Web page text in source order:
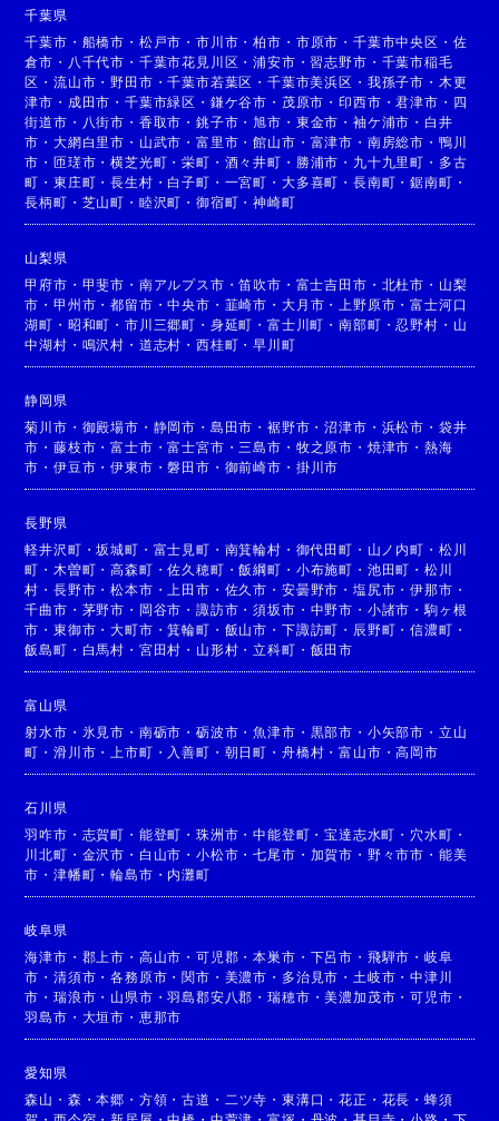
千葉県
千葉市 ・ 船橋市 ・ 松戸市 ・市川市 ・柏市 ・ 市原市 ・ 千葉市中央区 ・ 佐
倉市 ・ 八千代市 ・ 千葉市花見川区 ・浦安市 ・習志野市 ・ 千葉市稲毛
区 ・流山市 ・野田市 ・千葉市若葉区 ・千葉市美浜区 ・ 我孫子市 ・ 木更
津市 ・ 成田市 ・千葉市緑区 ・ 鎌ケ谷市 ・ 茂原市 ・印西市 ・君津市 ・ 四
街道市 ・ 八街市 ・ 香取市 ・銚子市 ・旭市 ・ 東金市 ・ 袖ケ浦市 ・ 白井
市 ・大網白里市 ・ 山武市 ・富里市 ・館山市 ・ 富津市 ・ 南房総市 ・ 鴨川
市 ・匝瑳市 ・横芝光町 ・栄町 ・ 酒々井町 ・ 勝浦市 ・ 九十九里町 ・ 多古
町 ・東庄町 ・長生村 ・ 白子町 ・ 一宮町 ・ 大多喜町 ・ 長南町 ・鋸南町 ・
長柄町 ・ 芝山町 ・ 睦沢町 ・御宿町 ・神崎町
山梨県
甲府市 ・ 甲斐市 ・ 南アルプス市 ・笛吹市 ・ 富士吉田市 ・ 北杜市 ・ 山梨
市 ・甲州市 ・都留市 ・中央市 ・ 韮崎市 ・ 大月市 ・ 上野原市 ・富士河口
湖町 ・ 昭和町 ・市川三郷町 ・ 身延町 ・富士川町 ・南部町 ・忍野村 ・ 山
中湖村 ・ 鳴沢村 ・ 道志村 ・西桂町 ・早川町
静岡県
菊川市 ・ 御殿場市 ・ 静岡市 ・ 島田市 ・裾野市 ・沼津市 ・ 浜松市 ・ 袋井
市 ・藤枝市 ・富士市 ・富士宮市 ・ 三島市 ・ 牧之原市 ・ 焼津市 ・ 熱海
市 ・伊豆市 ・伊東市 ・磐田市 ・ 御前崎市 ・ 掛川市
長野県
軽井沢町 ・坂城町 ・ 富士見町 ・ 南箕輪村 ・ 御代田町 ・ 山ノ内町 ・ 松川
町 ・ 木曽町 ・高森町 ・佐久穂町 ・飯綱町 ・ 小布施町 ・ 池田町 ・ 松川
村 ・長野市 ・松本市 ・ 上田市 ・ 佐久市 ・ 安曇野市 ・ 塩尻市 ・伊那市 ・
千曲市 ・ 茅野市 ・ 岡谷市 ・諏訪市 ・須坂市 ・ 中野市 ・ 小諸市 ・ 駒ヶ根
市 ・東御市 ・大町市 ・箕輪町 ・ 飯山市 ・ 下諏訪町 ・ 辰野町 ・信濃町 ・
飯島町 ・ 白馬村 ・ 宮田村 ・ 山形村 ・立科町 ・ 飯田市
富山県
射水市 ・ 氷見市 ・ 南砺市 ・砺波市 ・魚津市 ・ 黒部市 ・ 小矢部市 ・ 立山
町 ・滑川市 ・ 上市町 ・ 入善町 ・ 朝日町 ・ 舟橋村 ・富山市 ・高岡市
石川県
羽咋市 ・ 志賀町 ・ 能登町 ・珠洲市 ・中能登町 ・宝達志水町 ・ 穴水町 ・
川北町 ・ 金沢市 ・ 白山市 ・小松市 ・七尾市 ・ 加賀市 ・ 野々市市 ・ 能美
市 ・津幡町 ・輪島市 ・ 内灘町
岐阜県
海津市 ・ 郡上市 ・ 高山市 ・可児郡 ・本巣市 ・ 下呂市 ・ 飛騨市 ・ 岐阜
市 ・清須市 ・各務原市 ・関市 ・ 美濃市 ・ 多治見市 ・ 土岐市 ・中津川
市 ・瑞浪市 ・ 山県市 ・羽島郡安八郡 ・瑞穂市 ・美濃加茂市 ・可児市 ・
羽島市 ・ 大垣市 ・ 恵那市
愛知県
森山 ・ 森 ・本郷 ・ 方領 ・古道 ・ 二ツ寺 ・ 東溝口 ・花正 ・ 花長 ・ 蜂須